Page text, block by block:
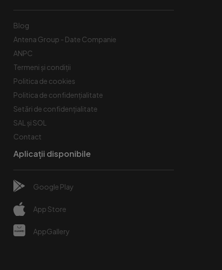
Blog
Antena Group - Date Companie
ANPC
Termeni și condiții
Politica de cookies
Politica de confidențialitate
Setări de confidențialitate
SAL și SOL
Contact
Aplicații disponibile
Google Play
App Store
AppGallery